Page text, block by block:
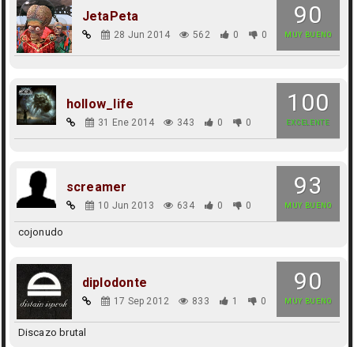
90
MUY BUENO
JetaPeta
28 Jun 2014 562 0 0
100
EXCELENTE
hollow_life
31 Ene 2014 343 0 0
93
MUY BUENO
screamer
10 Jun 2013 634 0 0
cojonudo
90
MUY BUENO
diplodonte
17 Sep 2012 833 1 0
Discazo brutal